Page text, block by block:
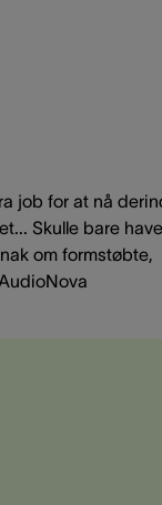
job for at nå
Skulle bare
om formstøbte,